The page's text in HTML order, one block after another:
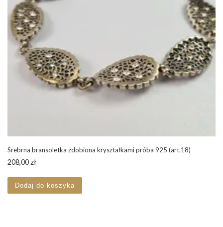
Srebrna bransoletka zdobiona kryształkami próba 925 (art.18)
208,00 zł
Dodaj do koszyka